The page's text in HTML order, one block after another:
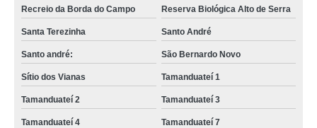
Recreio da Borda do Campo Reserva Biológica Alto de Serra
Santa Terezinha Santo André
Santo andré: São Bernardo Novo
Sítio dos Vianas Tamanduateí 1
Tamanduateí 2 Tamanduateí 3
Tamanduateí 4 Tamanduateí 7